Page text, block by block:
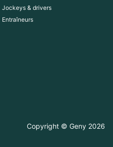
Jockeys & drivers
Entraîneurs
Copyright © Geny 2026